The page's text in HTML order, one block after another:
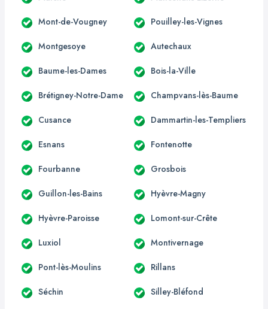
Mont-de-Vougney Pouilley-les-Vignes
Montgesoye Autechaux
Baume-les-Dames Bois-la-Ville
Brétigney-Notre-Dame Champvans-lès-Baume
Cusance Dammartin-les-Templiers
Esnans Fontenotte
Fourbanne Grosbois
Guillon-les-Bains Hyèvre-Magny
Hyèvre-Paroisse Lomont-sur-Crête
Luxiol Montivernage
Pont-lès-Moulins Rillans
Séchin Silley-Bléfond